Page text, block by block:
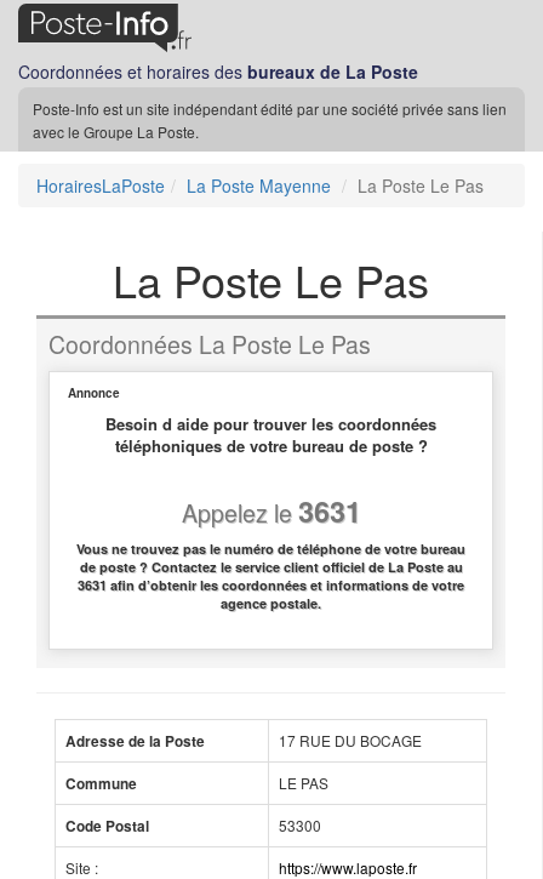
Coordonnées et horaires des bureaux de La Poste
Poste-Info est un site indépendant édité par une société privée sans lien
avec le Groupe La Poste.
HorairesLaPoste La Poste Mayenne La Poste Le Pas
La Poste Le Pas
Coordonnées La Poste Le Pas
Annonce
Besoin d aide pour trouver les coordonnées
téléphoniques de votre bureau de poste ?
Appelez le3631
Vous ne trouvez pas le numéro de téléphone de votre bureau
de poste ? Contactez le service client officiel de La Poste au
3631 afin d’obtenir les coordonnées et informations de votre
agence postale.
Adresse de la Poste 17 RUE DU BOCAGE
Commune LE PAS
Code Postal 53300
Site : https://www.laposte.fr